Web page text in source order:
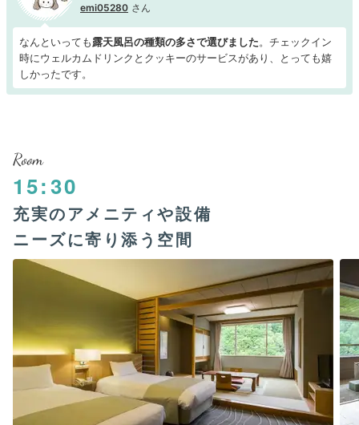
emi05280
なんといっても露天風呂の種類の多さで選びました。チェックイン
時にウェルカムドリンクとクッキーのサービスがあり、とっても嬉
しかったです。
Room
15:30
充実のアメニティや設備
ニーズに寄り添う空間